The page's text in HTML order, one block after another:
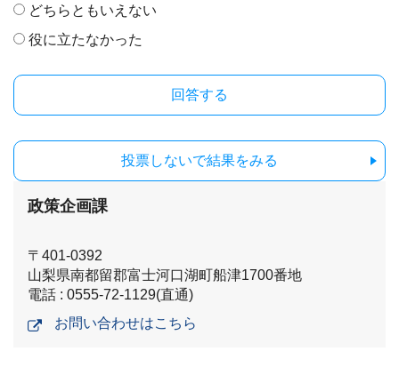
どちらともいえない
役に立たなかった
投票しないで結果をみる
政策企画課
〒401-0392
山梨県南都留郡富士河口湖町船津1700番地
電話 : 0555-72-1129(直通)
お問い合わせはこちら